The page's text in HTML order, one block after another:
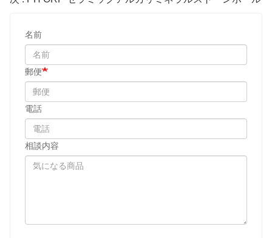
名前
郵便
電話
相談内容